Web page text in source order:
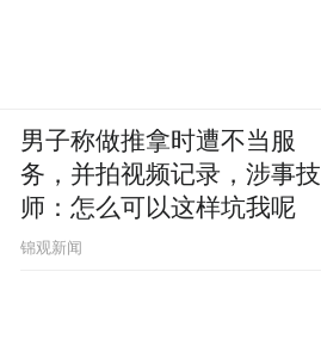
男子称做推拿时遭不当服
务，并拍视频记录，涉事技
师：怎么可以这样坑我呢
锦观新闻